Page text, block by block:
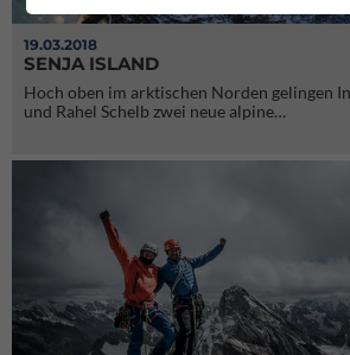
19.03.2018
SENJA ISLAND
Hoch oben im arktischen Norden gelingen
und Rahel Schelb zwei neue alpine…